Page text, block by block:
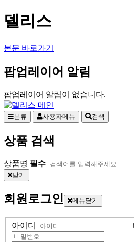
델리스
본문 바로가기
팝업레이어 알림
팝업레이어 알림이 없습니다.
분류 사용자메뉴 검색
상품 검색
상품명 필수
닫기
회원로그인 메뉴닫기
아이디